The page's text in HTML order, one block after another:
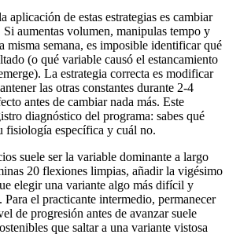
aplicación de estas estrategias es cambiar
Si aumentas volumen, manipulas tempo y
misma semana, es imposible identificar qué
(o qué variable causó el estancamiento
La estrategia correcta es modificar
las otras constantes durante 2-4
antes de cambiar nada más. Este
diagnóstico del programa: sabes qué
fisiología específica y cuál no.
suele ser la variable dominante a largo
20 flexiones limpias, añadir la vigésimo
elegir una variante algo más difícil y
Para el practicante intermedio, permanecer
de progresión antes de avanzar suele
que saltar a una variante vistosa